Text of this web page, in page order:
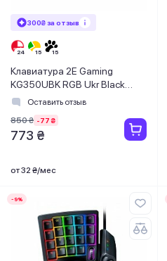
300₴ за отзыв
Клавиатура 2E Gaming
KG350UBK RGB Ukr Black
USB (2E-KG350UBK)
Оставить отзыв
850 ₴ -77 ₴
773 ₴
от 32 ₴/мес
-9%